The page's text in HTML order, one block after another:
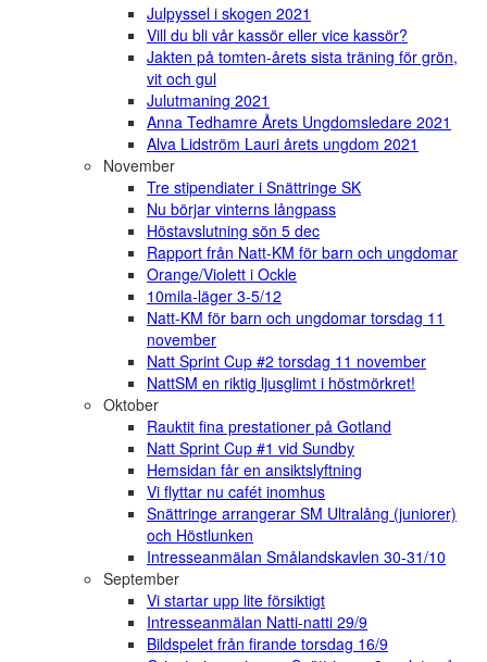
Julpyssel i skogen 2021
Vill du bli vår kassör eller vice kassör?
Jakten på tomten-årets sista träning för grön,
vit och gul
Julutmaning 2021
Anna Tedhamre Årets Ungdomsledare 2021
Alva Lidström Lauri årets ungdom 2021
November
Tre stipendiater i Snättringe SK
Nu börjar vinterns långpass
Höstavslutning sön 5 dec
Rapport från Natt-KM för barn och ungdomar
Orange/Violett i Ockle
10mila-läger 3-5/12
Natt-KM för barn och ungdomar torsdag 11
november
Natt Sprint Cup #2 torsdag 11 november
NattSM en riktig ljusglimt i höstmörkret!
Oktober
Rauktit fina prestationer på Gotland
Natt Sprint Cup #1 vid Sundby
Hemsidan får en ansiktslyftning
Vi flyttar nu cafét inomhus
Snättringe arrangerar SM Ultralång (juniorer)
och Höstlunken
Intresseanmälan Smålandskavlen 30-31/10
September
Vi startar upp lite försiktigt
Intresseanmälan Natti-natti 29/9
Bildspelet från firande torsdag 16/9